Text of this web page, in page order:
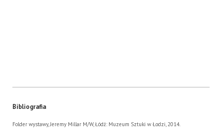
Bibliografia
Folder wystawy, Jeremy Millar M/W, Łódź: Muzeum Sztuki w Łodzi, 2014.